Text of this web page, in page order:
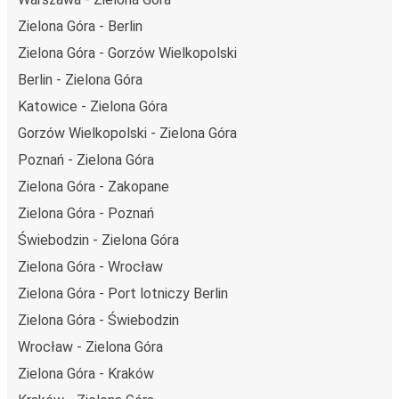
stosując wysokie standardy środowiskowe w całej naszej
flocie autobusów, wykorzystując alternatywne
technologie napędu i paliwa oraz oferując wszystkim
pasażerom możliwość zrekompensowania emisji
Średni kosztpodróży autobusem na trasie Zielona Góra -
Budapeszt to296,99 zł
autobusem jest znacznie tańsza od innych środków
transportu.
Podróż z: Zielona Góra
Zielona Góra: podróżujesz z tego miasta i nie znasz go
zbyt dobrze? Oto wszystko, co musisz wiedzieć.
Zielona Góra jest węzłem komunikacyjnym z
miast i codziennie zabiera podróżujących na przejazdy
krajowe i zagraniczne.
Zielona Góra - Berlin
Zielona Góra - Gorzów Wielkopolski
Berlin - Zielona Góra
Katowice - Zielona Góra
Gorzów Wielkopolski - Zielona Góra
Poznań - Zielona Góra
Zielona Góra - Zakopane
Zielona Góra - Poznań
Świebodzin - Zielona Góra
Zielona Góra - Wrocław
Zielona Góra - Port lotniczy Berlin
Zielona Góra - Świebodzin
Wrocław - Zielona Góra
Zielona Góra - Kraków